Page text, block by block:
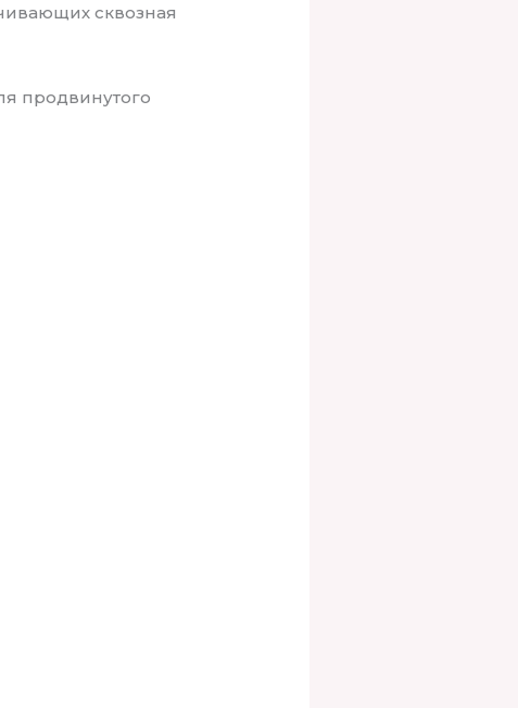
сквозная
продвинутого